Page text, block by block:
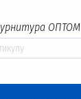
ОПТОМ